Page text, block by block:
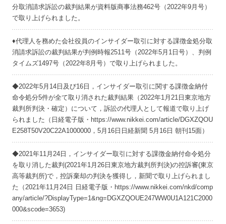
分取消請求訴訟の裁判結果が資料版商事法務462号（2022年9月号）
で取り上げられました。
♦代理人を務めた会社役員のインサイダー取引に対する課徴金処分取
消請求訴訟の裁判結果が判例時報2511号（2022年5月1日号）、判例
タイムズ1497号（2022年8月号）で取り上げられました。
◆2022年5月14日及び16日，インサイダー取引に関する課徴金納付
命令処分5件が全て取り消された裁判結果（2022年1月21日東京地方
裁判所判決・確定）について，訴訟の代理人として報道で取り上げ
られました（日経電子版・https://www.nikkei.com/article/DGXZQOU
E258T50V20C22A1000000，5月16日日経新聞 5月16日 朝刊15面）
◆2021年11月24日，インサイダー取引に対する課徴金納付命令処分
を取り消した裁判(2021年1月26日東京地方裁判所判決)の控訴審(東京
高等裁判所)で，控訴棄却の判決を獲得し，新聞で取り上げられまし
た（2021年11月24日 日経電子版・https://www.nikkei.com/nkd/comp
any/article/?DisplayType=1&ng=DGXZQOUE247WW0U1A121C2000
000&scode=3653)